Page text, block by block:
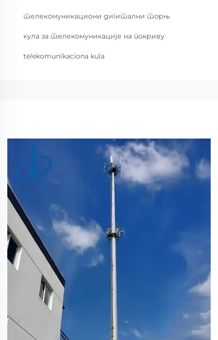
телекомуникациони дигитални торњ
кула за телекомуникације на покриву
telekomunikaciona kula